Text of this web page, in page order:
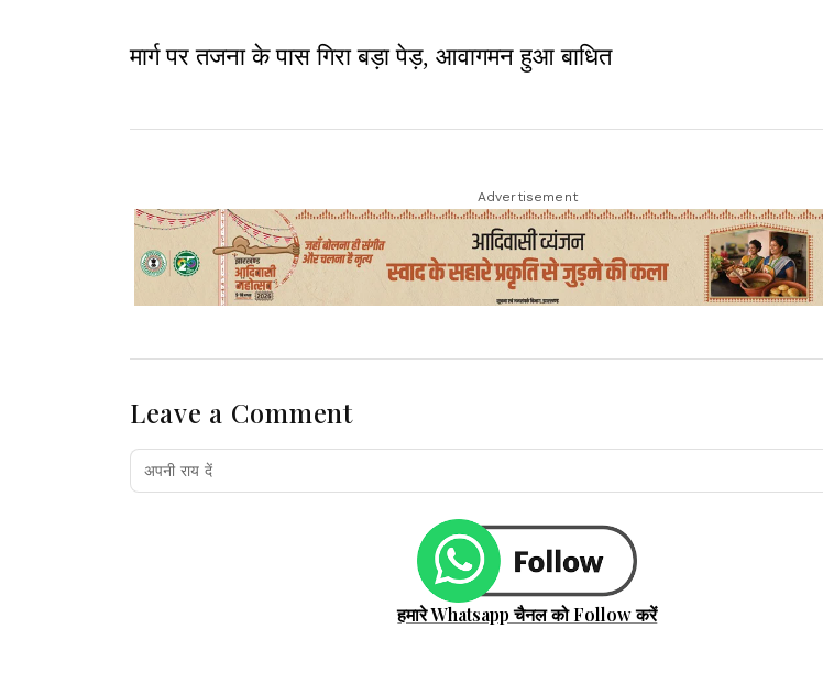
मार्ग पर तजना के पास गिरा बड़ा पेड़, आवागमन हुआ बाधित
Advertisement
Leave a Comment
हमारे Whatsapp चैनल को Follow करें